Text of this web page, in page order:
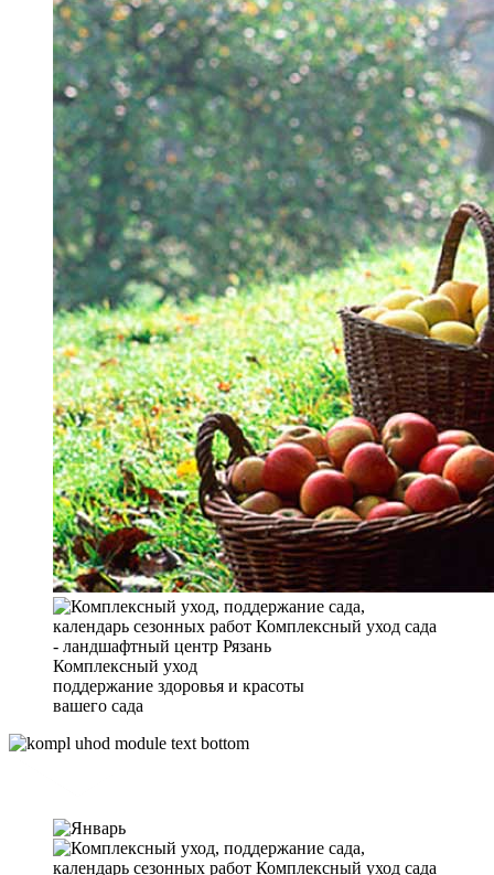
Комплексный уход
поддержание здоровья и красоты
вашего сада